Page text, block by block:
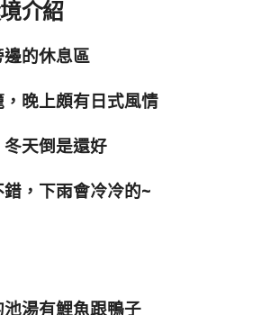
介紹
邊的休息區
晚上頗有日式風情
天倒是還好
，下雨會冷冷的~
池湯有鯉魚跟鴨子